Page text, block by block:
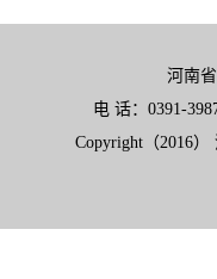
河南
电 话：0391-
Copyright（2016